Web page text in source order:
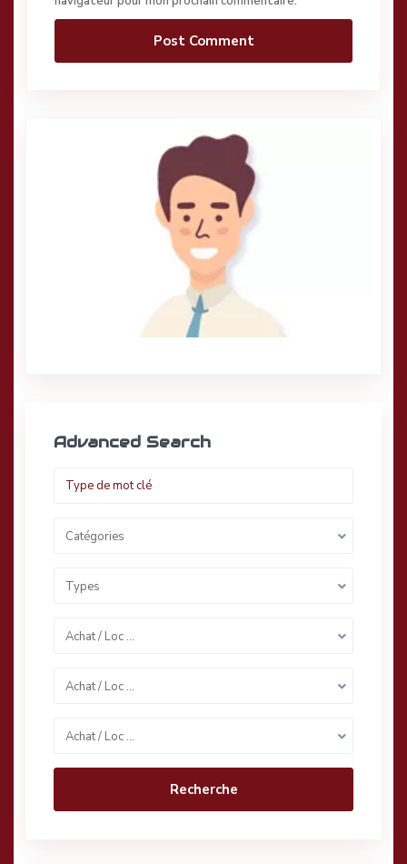
Advanced Search
Catégories
Types
Achat / Loc …
Achat / Loc …
Achat / Loc …
Recherche